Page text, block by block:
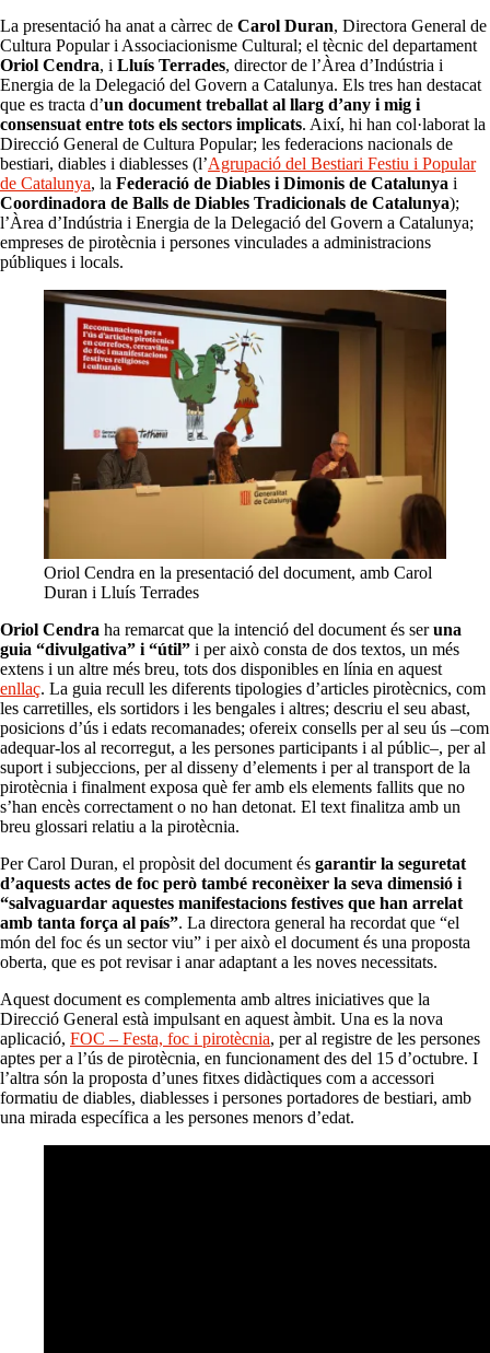
La presentació ha anat a càrrec de Carol Duran, Directora General de
Cultura Popular i Associacionisme Cultural; el tècnic del departament
Oriol Cendra, i Lluís Terrades, director de l’Àrea d’Indústria i
Energia de la Delegació del Govern a Catalunya. Els tres han destacat
que es tracta d’un document treballat al llarg d’any i mig i
consensuat entre tots els sectors implicats. Així, hi han col·laborat la
Direcció General de Cultura Popular; les federacions nacionals de
bestiari, diables i diablesses (l’Agrupació del Bestiari Festiu i Popular
de Catalunya, la Federació de Diables i Dimonis de Catalunya i
Coordinadora de Balls de Diables Tradicionals de Catalunya);
l’Àrea d’Indústria i Energia de la Delegació del Govern a Catalunya;
empreses de pirotècnia i persones vinculades a administracions
públiques i locals.
Oriol Cendra en la presentació del document, amb Carol
Duran i Lluís Terrades
Oriol Cendra ha remarcat que la intenció del document és seruna
guia “divulgativa” i “útil” i per això consta de dos textos, un més
extens i un altre més breu, tots dos disponibles en línia en aquest
enllaç. La guia recull les diferents tipologies d’articles pirotècnics, com
les carretilles, els sortidors i les bengales i altres; descriu el seu abast,
posicions d’ús i edats recomanades; ofereix consells per al seu ús –com
adequar-los al recorregut, a les persones participants i al públic–, per al
suport i subjeccions, per al disseny d’elements i per al transport de la
pirotècnia i finalment exposa què fer amb els elements fallits que no
s’han encès correctament o no han detonat. El text finalitza amb un
breu glossari relatiu a la pirotècnia.
Per Carol Duran, el propòsit del document és garantir la seguretat
d’aquests actes de foc però també reconèixer la seva dimensió i
“salvaguardar aquestes manifestacions festives que han arrelat
amb tanta força al país”. La directora general ha recordat que “el
món del foc és un sector viu” i per això el document és una proposta
oberta, que es pot revisar i anar adaptant a les noves necessitats.
Aquest document es complementa amb altres iniciatives que la
Direcció General està impulsant en aquest àmbit. Una es la nova
aplicació, FOC – Festa, foc i pirotècnia, per al registre de les persones
aptes per a l’ús de pirotècnia, en funcionament des del 15 d’octubre. I
l’altra són la proposta d’unes fitxes didàctiques com a accessori
formatiu de diables, diablesses i persones portadores de bestiari, amb
una mirada específica a les persones menors d’edat.